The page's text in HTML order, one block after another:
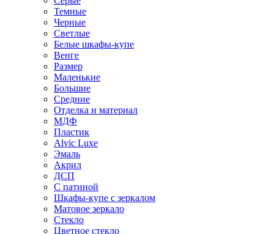
Темные
Черные
Светлые
Белые шкафы-купе
Венге
Размер
Маленькие
Большие
Средние
Отделка и материал
МДФ
Пластик
Alvic Luxe
Эмаль
Акрил
ДСП
С патиной
Шкафы-купе с зеркалом
Матовое зеркало
Стекло
Цветное стекло